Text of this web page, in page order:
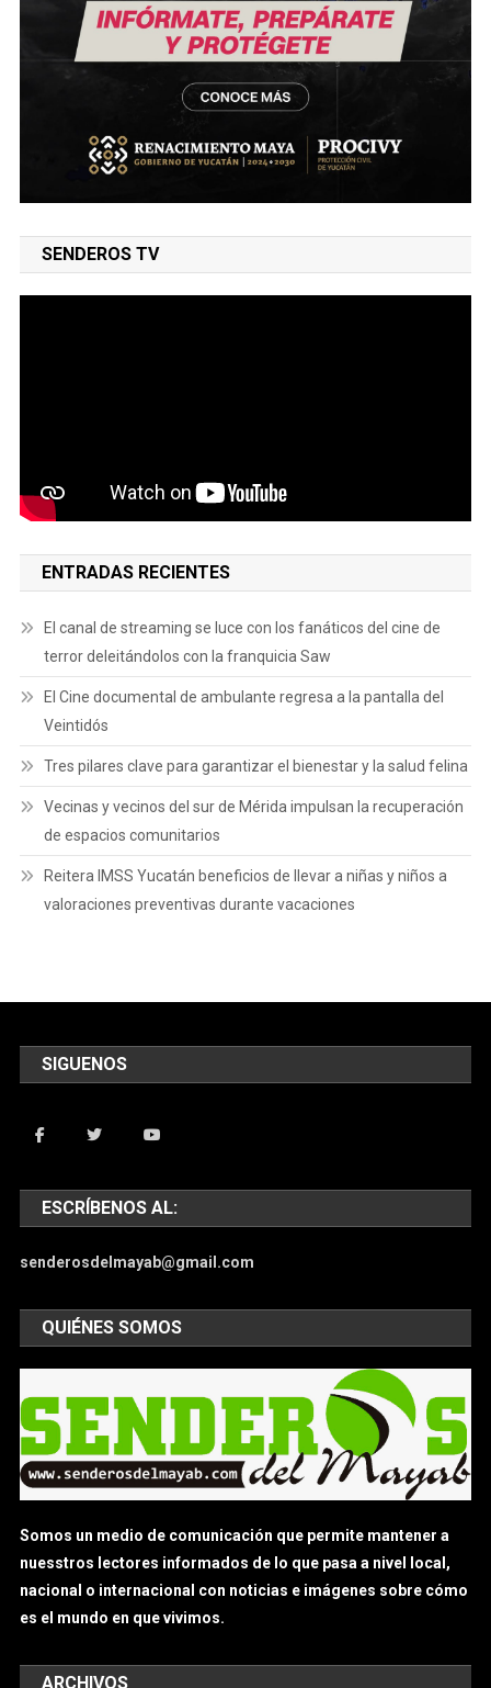
SENDEROS TV
ENTRADAS RECIENTES
El canal de streaming se luce con los fanáticos del cine de
terror deleitándolos con la franquicia Saw
El Cine documental de ambulante regresa a la pantalla del
Veintidós
Tres pilares clave para garantizar el bienestar y la salud felina
Vecinas y vecinos del sur de Mérida impulsan la recuperación
de espacios comunitarios
Reitera IMSS Yucatán beneficios de llevar a niñas y niños a
valoraciones preventivas durante vacaciones
SIGUENOS
ESCRÍBENOS AL:
senderosdelmayab@gmail.com
QUIÉNES SOMOS
Somos un medio de comunicación que permite mantener a
nuesstros lectores informados de lo que pasa a nivel local,
nacional o internacional con noticias e imágenes sobre cómo
es el mundo en que vivimos.
ARCHIVOS